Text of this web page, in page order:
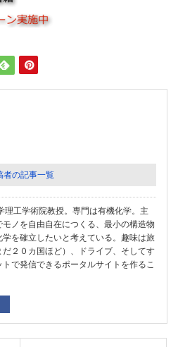
者の記事一覧
工学術院教授。専門は有機化学。主
ノを自由自在につくる、最小の構造物
を確立したいと考えている。趣味は旅
２０カ国ほど）、ドライブ、そしてす
で発信できるポータルサイトを作るこ